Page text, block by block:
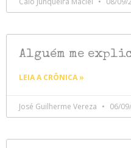
Alguém me
LEIA A CRÔNICA »
José Guilherme Vereza 06/